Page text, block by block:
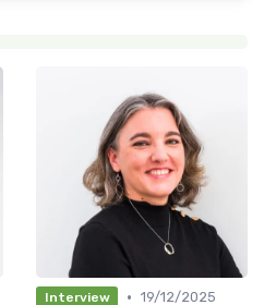
Interview • 19/12/2025